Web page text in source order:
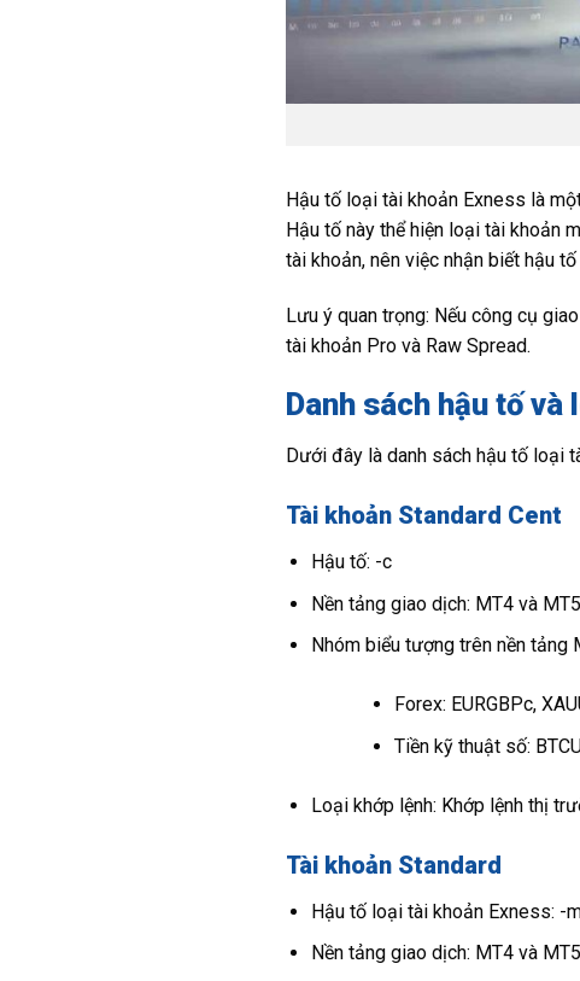
Hậu tố loại tài khoản Exness là
Hậu tố này thể hiện loại tài khoản
tài khoản, nên việc nhận biết hậu
Lưu ý quan trọng: Nếu công cụ
tài khoản Pro và Raw Spread.
Danh sách hậu tố
Dưới đây là danh sách hậu tố loại
Tài khoản Standard Cent
Hậu tố: -c
Nền tảng giao dịch: MT4 và MT5
Nhóm biểu tượng trên nền tảng
Forex: EURGBPc,
Tiền kỹ thuật số:
Loại khớp lệnh: Khớp lệnh thị
Tài khoản Standard
Hậu tố loại tài khoản Exness: -
Nền tảng giao dịch: MT4 và MT5